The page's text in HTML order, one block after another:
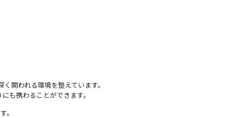
関われる環境を整えています。
も携わることができます。
。